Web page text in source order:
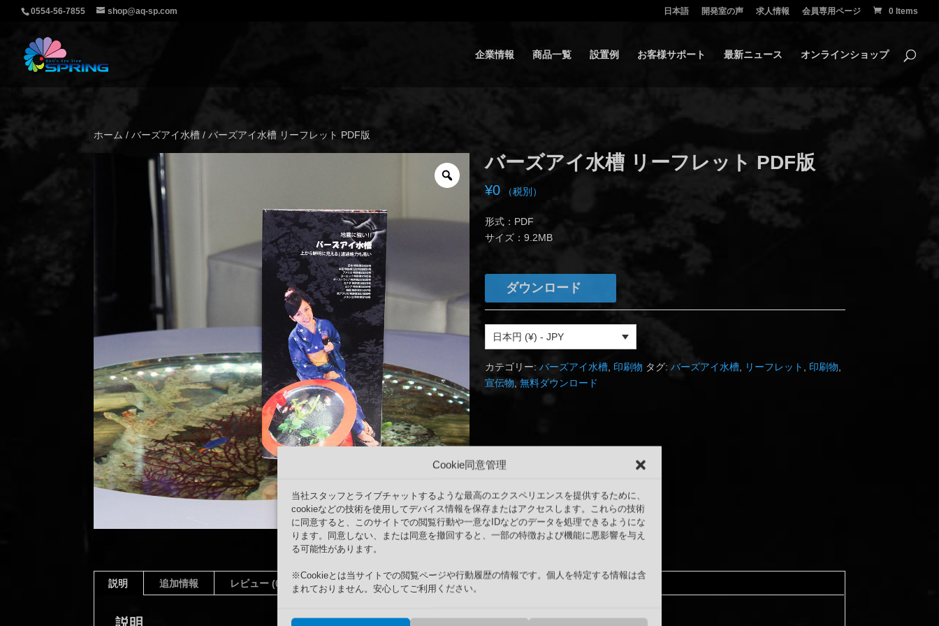
Cookie同意管理
当社スタッフとライブチャットするような最高のエクスペリエンスを提供するために、
cookieなどの技術を使用してデバイス情報を保存またはアクセスします。これらの技術
に同意すると、このサイトでの閲覧行動や一意なIDなどのデータを処理できるようにな
ります。同意しない、または同意を撤回すると、一部の特徴および機能に悪影響を与え
る可能性があります。
※Cookieとは当サイトでの閲覧ページや行動履歴の情報です。個人を特定する情報は含
まれておりません。安心してご利用ください。
0554-56-7855 shop@aq-sp.com 日本語 開発室の声 求人情報 会員専用ページ 0 Items
企業情報 商品一覧 設置例 お客様サポート 最新ニュース オンラインショップ
ホーム /バーズアイ水槽 / バーズアイ水槽 リーフレット PDF版
バーズアイ水槽 リーフレット PDF版
¥0 （税別）
形式：PDF
サイズ：9.2MB
ダウンロード
日本円 (¥) - JPY
カテゴリー: バーズアイ水槽, 印刷物 タグ: バーズアイ水槽, リーフレット 印刷物
宣伝物 無料ダウンロード
説明 追加情報 レビュー (0)